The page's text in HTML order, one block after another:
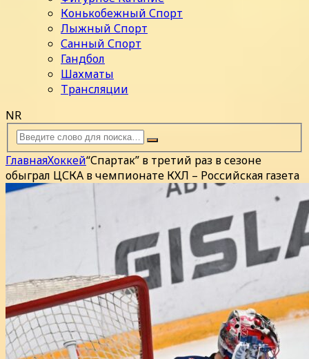
Конькобежный Спорт
Лыжный Спорт
Санный Спорт
Гандбол
Шахматы
Трансляции
NR
ГлавнаяХоккей“Спартак” в третий раз в сезоне
обыграл ЦСКА в чемпионате КХЛ – Российская газета